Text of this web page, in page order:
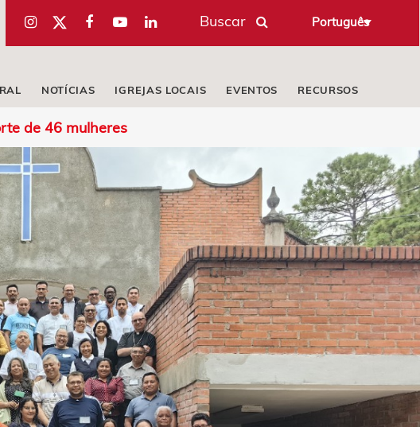
Buscar Português
NOTÍCIAS IGREJAS LOCAIS EVENTOS RECURSOS
de 46 mulheres